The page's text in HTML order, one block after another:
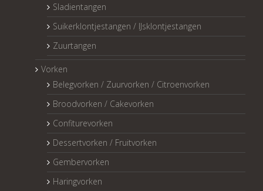
Sladientangen
Suikerklontjestangen / IJsklontjestangen
Zuurtangen
Vorken
Belegvorken / Zuurvorken / Citroenvorken
Broodvorken / Cakevorken
Confiturevorken
Dessertvorken / Fruitvorken
Gembervorken
Haringvorken